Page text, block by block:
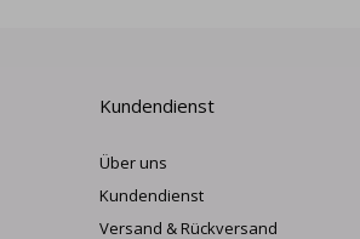
Kundendienst
Über uns
Kundendienst
Versand & Rückversand